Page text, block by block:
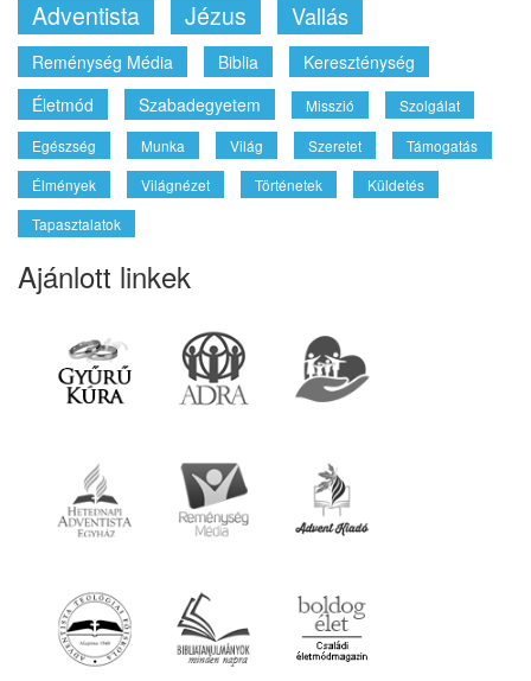
Adventista Jézus Vallás
Reménység Média Biblia
Kereszténység
Életmód
Szabadegyetem Misszió
Szolgálat
Egészség
Munka Világ Szeretet
Támogatás
Élmények
Világnézet Történetek
Küldetés
Tapasztalatok
Ajánlott linkek